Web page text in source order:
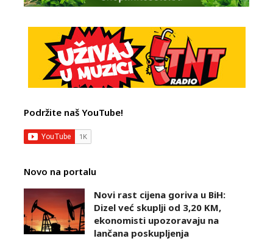
Podržite naš YouTube!
Novo na portalu
Novi rast cijena goriva u BiH:
Dizel već skuplji od 3,20 KM,
ekonomisti upozoravaju na
lančana poskupljenja